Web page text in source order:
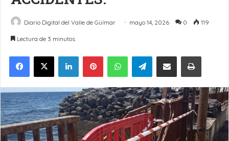
Diario Digital del Valle de Güímar mayo 14, 2026 0 119
Lectura de 3 minutos
LinkedInPinterestWhatsAppTelegramCompartir por Email Imprimir